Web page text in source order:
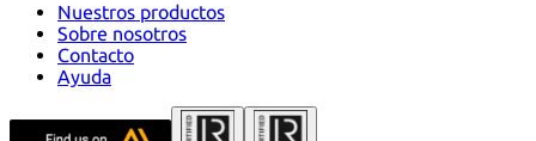
Nuestros productos
Sobre nosotros
Contacto
Ayuda